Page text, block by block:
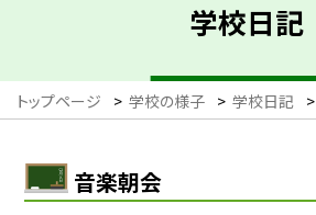
学校日記
トップページ > 学校の様子 > 学校日記 >
音楽朝会